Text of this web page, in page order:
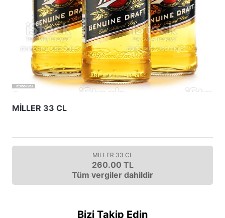
MİLLER 33 CL
MİLLER 33 CL
260.00 TL
Tüm vergiler dahildir
Bizi Takip Edin